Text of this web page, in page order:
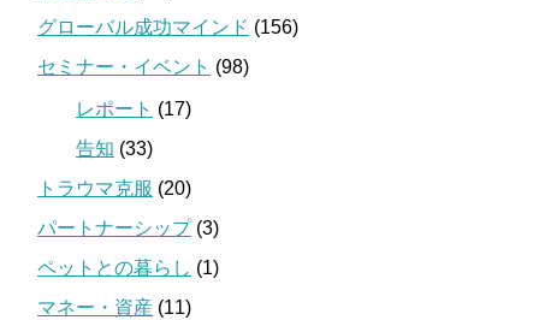
グローバル成功マインド (156)
セミナー・イベント (98)
レポート (17)
告知 (33)
トラウマ克服 (20)
パートナーシップ(3)
ペットとの暮らし (1)
マネー・資産 (11)